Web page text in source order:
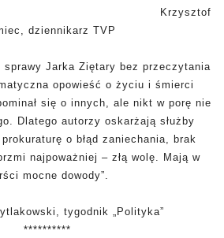
Krzysztof
dziennikarz TVP
sprawy Jarka Ziętary bez przeczytania
opowieść o życiu i śmierci
się o innych, ale nikt w porę nie
Dlatego autorzy oskarżają służby
o błąd zaniechania, brak
najpoważniej – złą wolę. Mają w
mocne dowody”.
tygodnik „Polityka”
**********